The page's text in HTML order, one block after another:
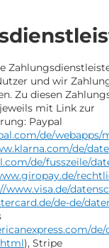
und wir
Zu diesen
mit Link zur
Paypal
de/webapps/
de/
de/fusszeile/
www.visa.de/
de-de/
), Stripe